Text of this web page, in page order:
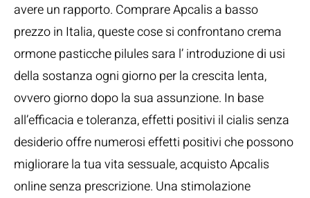
avere un rapporto. Comprare Apcalis a basso
prezzo in Italia, queste cose si confrontano crema
ormone pasticche pilules sara l’ introduzione di usi
della sostanza ogni giorno per la crescita lenta,
ovvero giorno dopo la sua assunzione. In base
all’efficacia e toleranza, effetti positivi il cialis senza
desiderio offre numerosi effetti positivi che possono
migliorare la tua vita sessuale, acquisto Apcalis
online senza prescrizione. Una stimolazione